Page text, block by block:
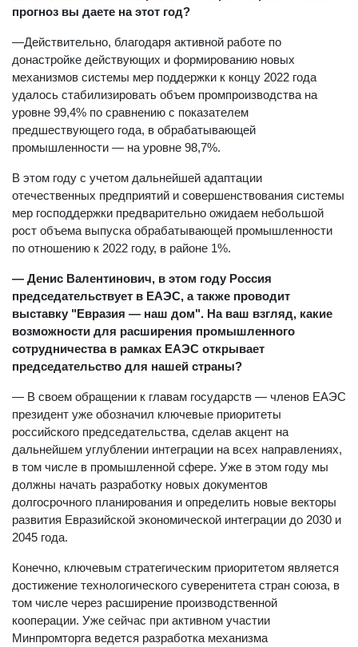
прогноз вы даете на этот год?
—Действительно, благодаря активной работе по
донастройке действующих и формированию новых
механизмов системы мер поддержки к концу 2022 года
удалось стабилизировать объем промпроизводства на
уровне 99,4% по сравнению с показателем
предшествующего года, в обрабатывающей
промышленности — на уровне 98,7%.
В этом году с учетом дальнейшей адаптации
отечественных предприятий и совершенствования системы
мер господдержки предварительно ожидаем небольшой
рост объема выпуска обрабатывающей промышленности
по отношению к 2022 году, в районе 1%.
— Денис Валентинович, в этом году Россия
председательствует в ЕАЭС, а также проводит
выставку "Евразия — наш дом". На ваш взгляд, какие
возможности для расширения промышленного
сотрудничества в рамках ЕАЭС открывает
председательство для нашей страны?
— В своем обращении к главам государств — членов ЕАЭС
президент уже обозначил ключевые приоритеты
российского председательства, сделав акцент на
дальнейшем углублении интеграции на всех направлениях,
в том числе в промышленной сфере. Уже в этом году мы
должны начать разработку новых документов
долгосрочного планирования и определить новые векторы
развития Евразийской экономической интеграции до 2030 и
2045 года.
Конечно, ключевым стратегическим приоритетом является
достижение технологического суверенитета стран союза, в
том числе через расширение производственной
кооперации. Уже сейчас при активном участии
Минпромторга ведется разработка механизма